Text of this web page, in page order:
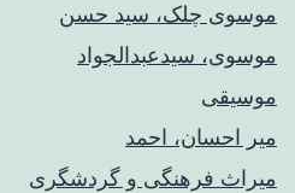
موسوی چلک، سید حسن
موسوی، سیدعبدالجواد
موسیقی
میر احسان، احمد
میراث فرهنگی و گردشگری